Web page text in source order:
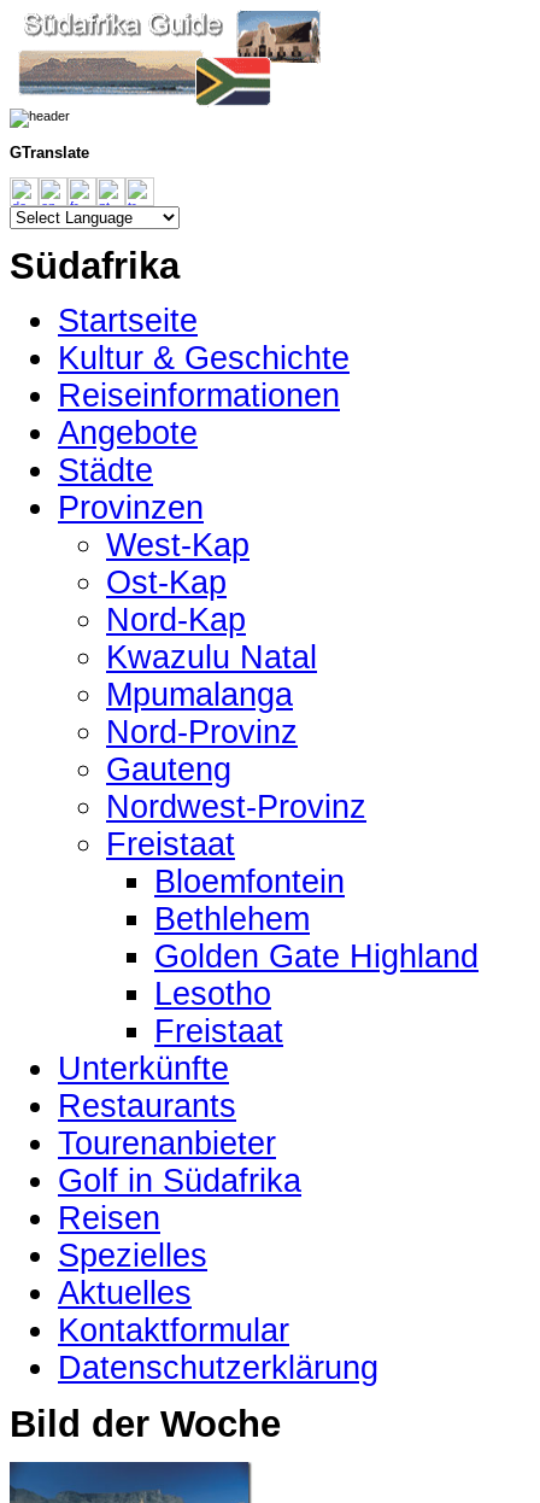
GTranslate
Südafrika
Startseite
Kultur & Geschichte
Reiseinformationen
Angebote
Städte
Provinzen
West-Kap
Ost-Kap
Nord-Kap
Kwazulu Natal
Mpumalanga
Nord-Provinz
Gauteng
Nordwest-Provinz
Freistaat
Bloemfontein
Bethlehem
Golden Gate Highland
Lesotho
Freistaat
Unterkünfte
Restaurants
Tourenanbieter
Golf in Südafrika
Reisen
Spezielles
Aktuelles
Kontaktformular
Datenschutzerklärung
Bild der Woche